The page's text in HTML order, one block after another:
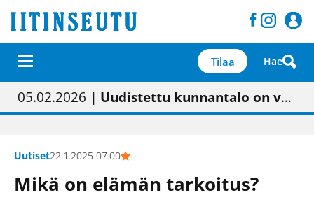
Tilaa Hae
01.02.2026 | Painon vaihtumisen pitäisi näkyä hieman parempana painojäljen laatuna lehdessä
05.02.2026 | Uudistettu kunnantalo on valoisa
23.04.2026 | “Olemme käynnistämässä uudelleen keskustavisiotyön”
09.05.2026| "Maalla on totuttu elämään omavaraisemmin kuin kaupungissa"
Uutiset22.1.2025 07:00
Mikä on elämän tarkoitus?